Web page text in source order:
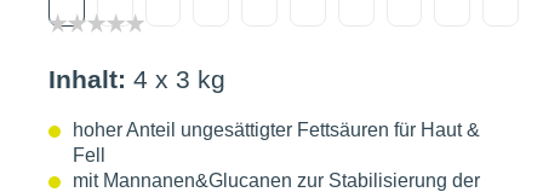
Inhalt: 4 x 3 kg
hoher Anteil ungesättigter Fettsäuren für Haut &
Fell
mit Mannanen&Glucanen zur Stabilisierung der